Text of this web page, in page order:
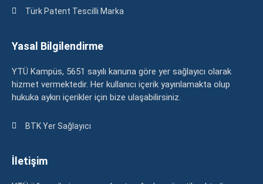
Türk Patent Tescilli Marka
Yasal Bilgilendirme
YTÜ Kampüs, 5651 sayılı kanuna göre yer sağlayıcı olarak
hizmet vermektedir. Her kullanıcı içerik yayınlamakta olup
hukuka aykırı içerikler için bize ulaşabilirsiniz.
BTK Yer Sağlayıcı
İletişim